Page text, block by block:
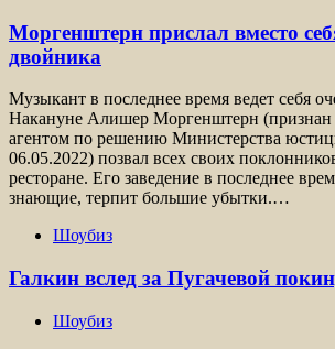
Моргенштерн прислал вместо
двойника
Музыкант в последнее время ведет себя
Накануне Алишер Моргенштерн
агентом по решению Министерства
06.05.2022) позвал всех своих
ресторане. Его заведение в последнее
знающие, терпит большие убытки.…
Шоубиз
Галкин вслед за Пугачевой
Шоубиз